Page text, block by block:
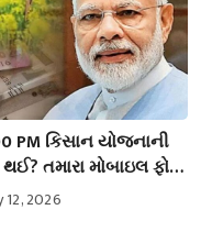
PM કિસાન યોજનાની
તમારા મોબાઇલ ફોન
તમારા બાકી રહેલા
12, 2026